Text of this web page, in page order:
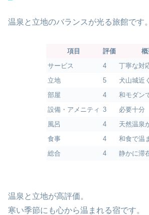
温泉と立地のバランスが光る旅館です。
項目 評価
サービス
4
丁寧な対
立地
5
犬山城近く
部屋
4
和モダン
設備・アメニティ 3
必要十分
風呂
4
天然温泉
食事
4
和食で温
総合
4 静かに滞
温泉と立地が高評価。
寒い季節にも心から温まれる宿です。